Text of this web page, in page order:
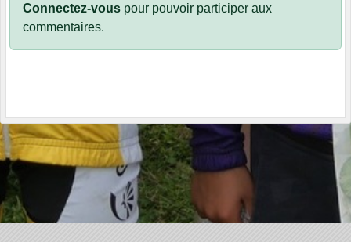
Connectez-vous pour pouvoir participer aux
commentaires.